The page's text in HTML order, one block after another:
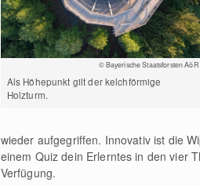
© Bayerische Staatsforsten AöR
Als Höhepunkt gilt der kelchförmige
Holzturm.
wieder aufgegriffen. Innovativ ist die
einem Quiz dein Erlerntes in den vier
Verfügung.